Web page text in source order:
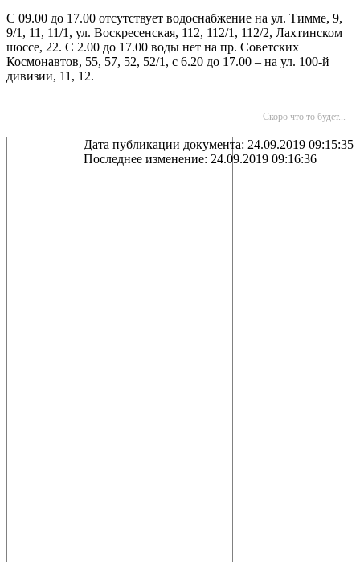
С 09.00 до 17.00 отсутствует водоснабжение на ул. Тимме, 9,
9/1, 11, 11/1, ул. Воскресенская, 112, 112/1, 112/2, Лахтинском
шоссе, 22. С 2.00 до 17.00 воды нет на пр. Советских
Космонавтов, 55, 57, 52, 52/1, с 6.20 до 17.00 – на ул. 100-й
дивизии, 11, 12.
Скоро что то будет...
Дата публикации документа: 24.09.2019 09:15:35
Последнее изменение: 24.09.2019 09:16:36